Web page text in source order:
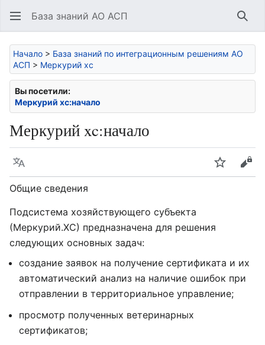
База знаний АО АСП
Начало > База знаний по интеграционным решениям АО
АСП > Меркурий xc
Вы посетили:
Меркурий xc:начало
Меркурий xc:начало
Язык Следить
Общие сведения
Подсистема хозяйствующего субъекта
(Меркурий.ХС) предназначена для решения
следующих основных задач:
создание заявок на получение сертификата и их
автоматический анализ на наличие ошибок при
отправлении в территориальное управление;
просмотр полученных ветеринарных
сертификатов;